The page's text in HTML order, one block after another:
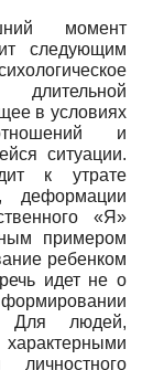
момент
следующим
в условиях
и
ситуации.
к утрате
деформации
«Я»
примером
ребенком
идет не о
Для людей,